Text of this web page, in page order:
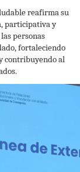
reafirma su
participativa y
personas
fortaleciendo
contribuyendo al